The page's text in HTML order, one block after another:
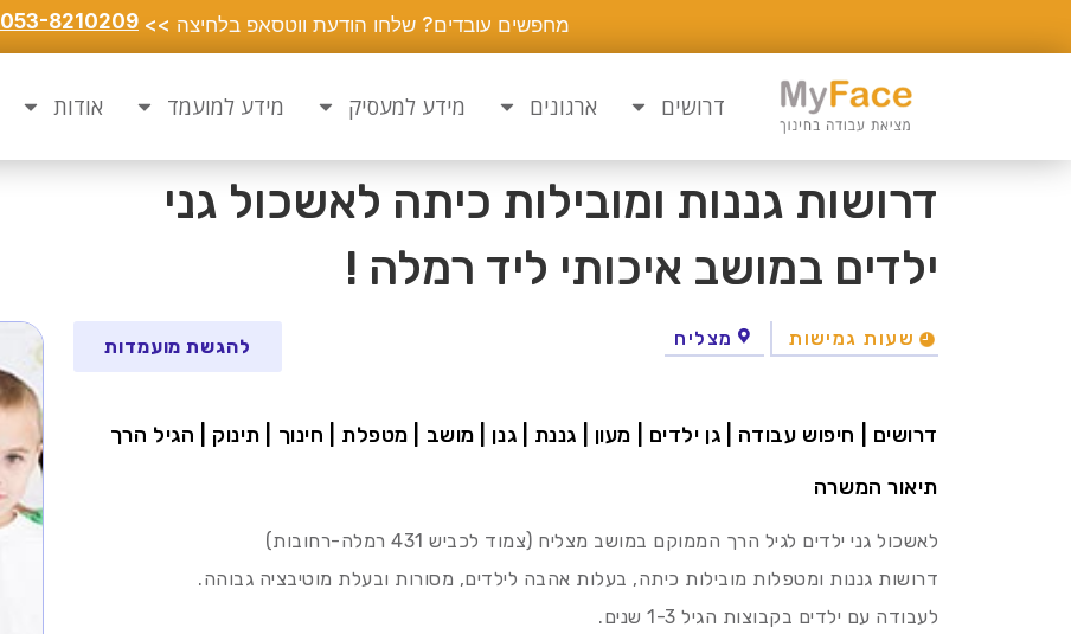
מחפשים עובדים? שלחו הודעת ווטסאפ בלחיצה >> 053-8210209
דרושים ארגונים מידע למעסיק מידע למועמד אודות
דרושות גננות ומובילות כיתה לאשכול גני
ילדים במושב איכותי ליד רמלה !
שעות גמישות מצליח להגשת מועמדות
דרושים | חיפוש עבודה | גן ילדים | מעון | גננת | גנן | מושב | מטפלת | חינוך | תינוק | הגיל הרך
תיאור המשרה
לאשכול גני ילדים לגיל הרך הממוקם במושב מצליח (צמוד לכביש 431 רמלה-רחובות)
דרושות גננות ומטפלות מובילות כיתה, בעלות אהבה לילדים, מסורות ובעלת מוטיבציה גבוהה.
לעבודה עם ילדים בקבוצות הגיל 1-3 שנים.